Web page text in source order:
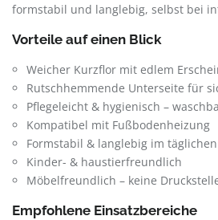
formstabil und langlebig, selbst bei
Vorteile auf einen Blick
Weicher Kurzflor mit edlem
Rutschhemmende Unterseite für
Pflegeleicht & hygienisch –
Kompatibel mit Fußbodenheizung
Formstabil & langlebig im
Kinder- & haustierfreundlich
Möbelfreundlich – keine
Empfohlene Einsatzbereiche